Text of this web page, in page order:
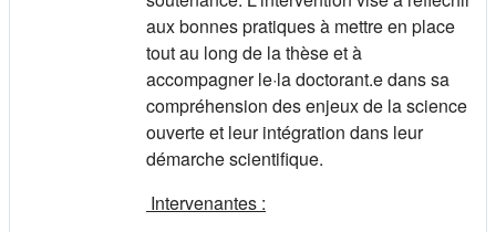
aux bonnes pratiques à mettre en place
tout au long de la thèse et à
accompagner le·la doctorant.e dans sa
compréhension des enjeux de la science
ouverte et leur intégration dans leur
démarche scientifique.
Intervenantes :